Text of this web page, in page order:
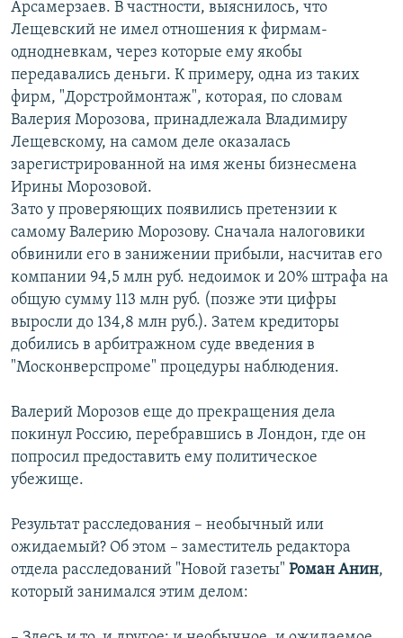
Арсамерзаев. В частности, выяснилось, что
Лещевский не имел отношения к фирмам-
однодневкам, через которые ему якобы
передавались деньги. К примеру, одна из таких
фирм, "Дорстроймонтаж", которая, по словам
Валерия Морозова, принадлежала Владимиру
Лещевскому, на самом деле оказалась
зарегистрированной на имя жены бизнесмена
Ирины Морозовой.
Зато у проверяющих появились претензии к
самому Валерию Морозову. Сначала налоговики
обвинили его в занижении прибыли, насчитав его
компании 94,5 млн руб. недоимок и 20% штрафа на
общую сумму 113 млн руб. (позже эти цифры
выросли до 134,8 млн руб.). Затем кредиторы
добились в арбитражном суде введения в
"Москонверспроме" процедуры наблюдения.
Валерий Морозов еще до прекращения дела
покинул Россию, перебравшись в Лондон, где он
попросил предоставить ему политическое
убежище.
Результат расследования – необычный или
ожидаемый? Об этом – заместитель редактора
отдела расследований "Новой газеты" Роман Анин,
который занимался этим делом: